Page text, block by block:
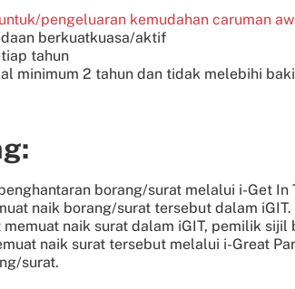
pengeluaran kemudahan caruman
berkuatkuasa/aktif
tahun
minimum 2 tahun dan tidak melebihi
borang/surat melalui i-Get In
naik borang/surat tersebut dalam
naik surat dalam iGIT, pemilik sijil
naik surat tersebut melalui i-Great
surat.